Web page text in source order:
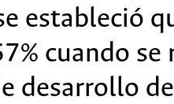
estableció
cuando
desarrollo